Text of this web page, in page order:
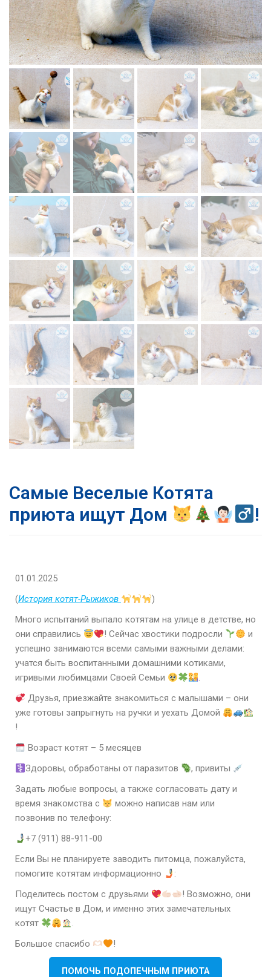
Самые Веселые Котята
приюта ищут Дом
!
01.01.2025
(История котят-Рыжиков
)
Много испытаний выпало котятам на улице в детстве, но
они справились
! Сейчас хвостики подросли
и
успешно занимаются всеми самыми важными делами:
учатся быть воспитанными домашними котиками,
игривыми любимцами Своей Семьи
.
Друзья, приезжайте знакомиться с малышами – они
уже готовы запрыгнуть на ручки и уехать Домой
!
Возраст котят – 5 месяцев
Здоровы, обработаны от паразитов
, привиты
Задать любые вопросы, а также согласовать дату и
время знакомства с
можно написав нам или
позвонив по телефону:
+7 (911) 88-911-00
Если Вы не планируете заводить питомца, пожалуйста,
помогите котятам информационно
:
Поделитесь постом с друзьями
! Возможно, они
ищут Счастье в Дом, и именно этих замечательных
котят
.
Большое спасибо
!
ПОМОЧЬ ПОДОПЕЧНЫМ ПРИЮТА